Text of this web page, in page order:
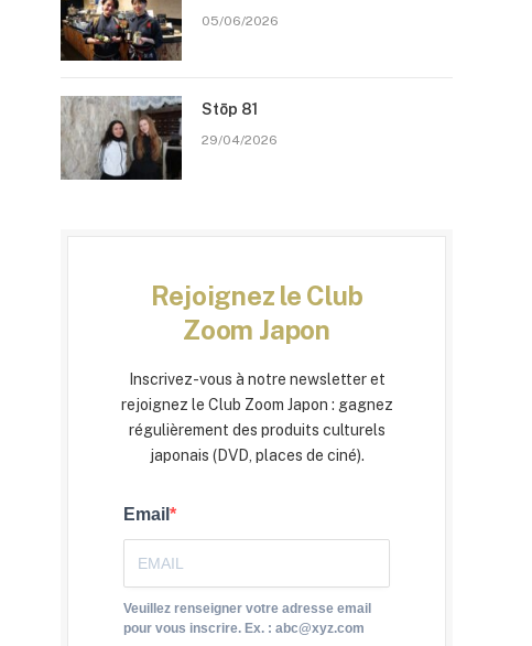
05/06/2026
Stōp 81
29/04/2026
Rejoignez le Club
Zoom Japon
Inscrivez-vous à notre newsletter et
rejoignez le Club Zoom Japon : gagnez
régulièrement des produits culturels
japonais (DVD, places de ciné).
Email
Veuillez renseigner votre adresse email
pour vous inscrire. Ex. : abc@xyz.com